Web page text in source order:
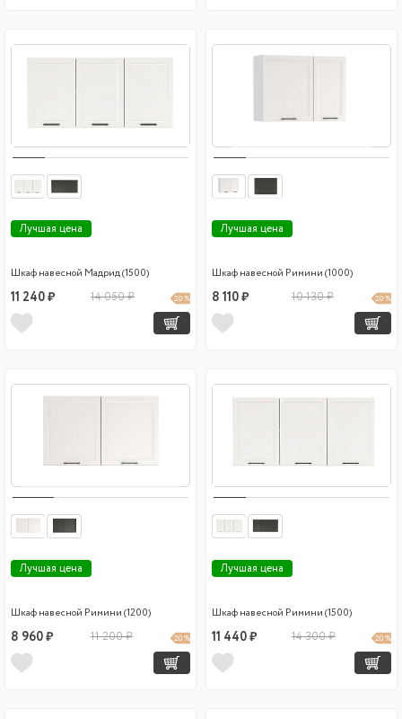
Лучшая цена
Шкаф навесной Мадрид (1500)
11 240 ₽ 14 050 ₽ 20 %
Лучшая цена
Шкаф навесной Римини (1000)
8 110 ₽ 10 130 ₽ 20 %
Лучшая цена
Шкаф навесной Римини (1200)
8 960 ₽ 11 200 ₽ 20 %
Лучшая цена
Шкаф навесной Римини (1500)
11 440 ₽ 14 300 ₽ 20 %